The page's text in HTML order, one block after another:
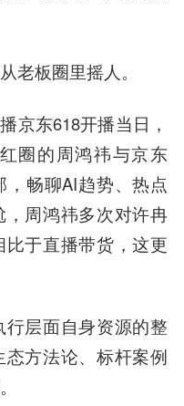
老板圈里摇人。
京东618开播当日，
圈的周鸿祎与京东
，畅聊AI趋势、热点
周鸿祎多次对许冉
于直播带货，这更
层面自身资源的整
方法论、标杆案例